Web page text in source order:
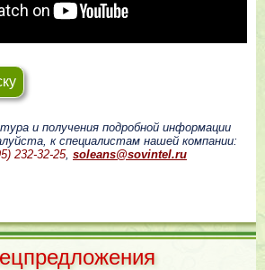
и получения подробной информации
к специалистам нашей компании:
232-32-25, soleans@sovintel.ru